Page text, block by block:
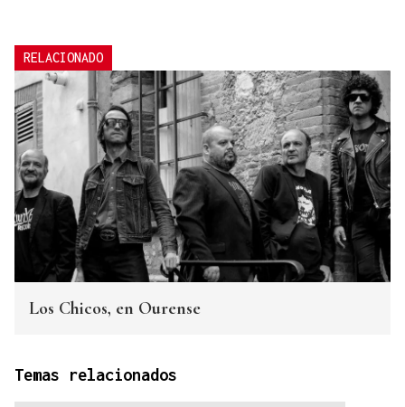
RELACIONADO
Los Chicos, en Ourense
Temas relacionados